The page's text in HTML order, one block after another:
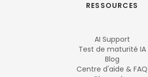
RESSOURCES
AI Support
Test de maturité IA
Blog
Centre d'aide & FAQ